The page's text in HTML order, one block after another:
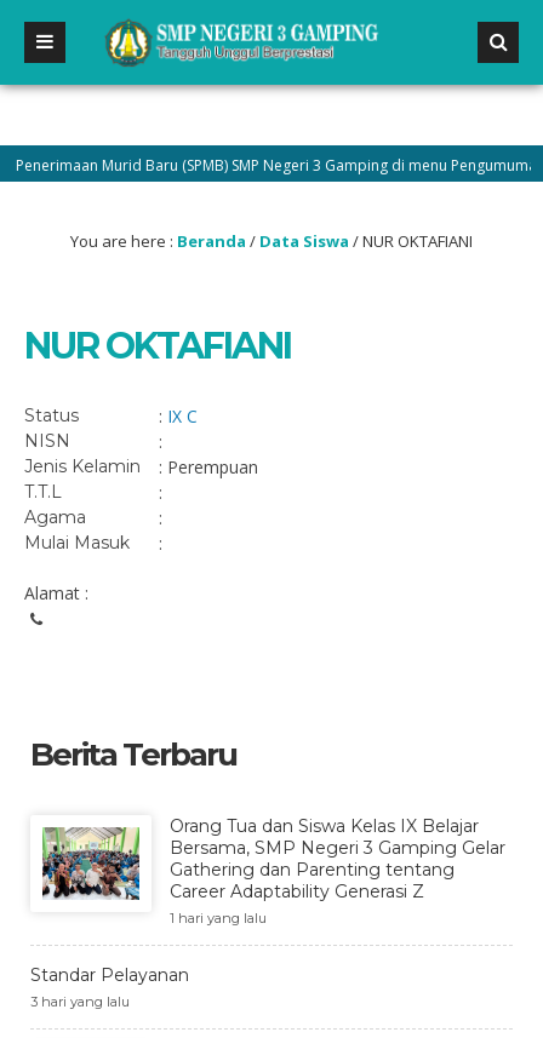
Murid Baru (SPMB) SMP Negeri 3 Gamping di menu Pengumuman
You are here : Beranda / Data Siswa /NUR OKTAFIANI
NUR OKTAFIANI
Status : IX C
NISN :
Jenis Kelamin : Perempuan
T.T.L :
Agama :
Mulai Masuk :
Alamat :
Berita Terbaru
Orang Tua dan Siswa Kelas IX Belajar
Bersama, SMP Negeri 3 Gamping Gelar
Gathering dan Parenting tentang
Career Adaptability Generasi Z
1 hari yang lalu
Standar Pelayanan
3 hari yang lalu